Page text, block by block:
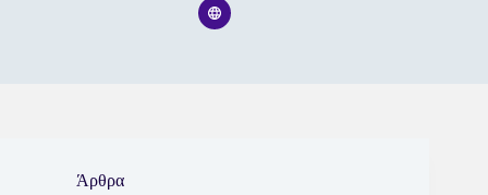
Άρθρα